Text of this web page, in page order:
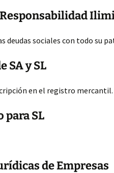
Responsabilidad
deudas sociales con todo su
SA y SL
en el registro mercantil.
para SL
de Empresas